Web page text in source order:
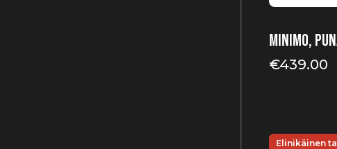
Minimo,
€439.00
Elinikäinen